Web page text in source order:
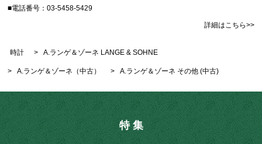
■電話番号：03-5458-5429
詳細はこちら>>
時計 > A.ランゲ＆ゾーネ LANGE & SOHNE
> A.ランゲ＆ゾーネ（中古） > A.ランゲ＆ゾーネ その他 (中古)
特 集